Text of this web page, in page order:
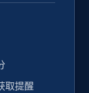
取提醒